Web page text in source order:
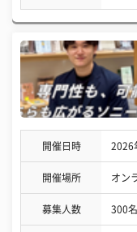
開催日時 2026
開催場所 オン
募集人数 300名